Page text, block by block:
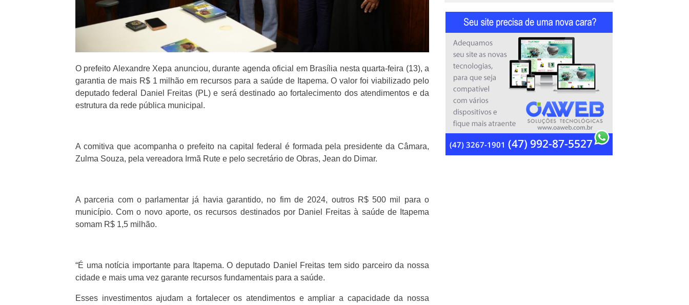
O prefeito Alexandre Xepa anunciou, durante agenda oficial em Brasília nesta quarta-feira (13), a
garantia de mais R$ 1 milhão em recursos para a saúde de Itapema. O valor foi viabilizado pelo
deputado federal Daniel Freitas (PL) e será destinado ao fortalecimento dos atendimentos e da
estrutura da rede pública municipal.
A comitiva que acompanha o prefeito na capital federal é formada pela presidente da Câmara,
Zulma Souza, pela vereadora Irmã Rute e pelo secretário de Obras, Jean do Dimar.
A parceria com o parlamentar já havia garantido, no fim de 2024, outros R$ 500 mil para o
município. Com o novo aporte, os recursos destinados por Daniel Freitas à saúde de Itapema
somam R$ 1,5 milhão.
“É uma notícia importante para Itapema. O deputado Daniel Freitas tem sido parceiro da nossa
cidade e mais uma vez garante recursos fundamentais para a saúde.
Esses investimentos ajudam a fortalecer os atendimentos e ampliar a capacidade da nossa